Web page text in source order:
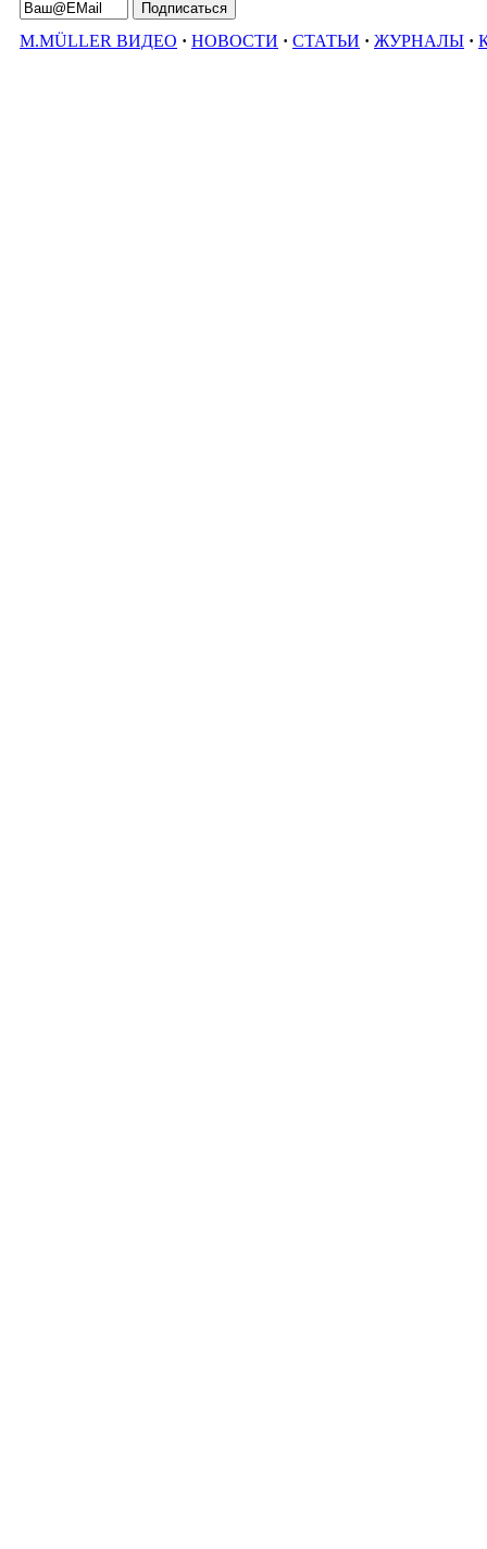
M.MÜLLER ВИДЕО · НОВОСТИ · СТАТЬИ · ЖУРНАЛЫ ·